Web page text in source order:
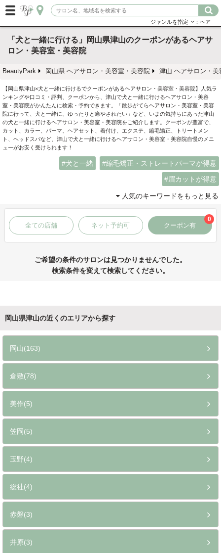
ジャンルを指定 ：ヘア
「犬と一緒に行ける」岡山県津山のクーポンがあるヘアサ
ロン・美容室・美容院
BeautyPark 岡山県 ヘアサロン・美容室・美容院 津山 ヘアサロン・美
【岡山県津山×犬と一緒に行けるでクーポンがあるヘアサロン・美容室・美容院】人気ラ
ンキングや口コミ・評判、クーポンから、津山で犬と一緒に行けるヘアサロン・美容
室・美容院がかんたんに検索・予約できます。「散歩がてらヘアサロン・美容室・美容
院に行って、犬と一緒に、ゆったりと癒やされたい」など、いまの気持ちにあった津山
の犬と一緒に行けるヘアサロン・美容室・美容院をご紹介します。クーポンが豊富で、
カット、カラー、パーマ、ヘアセット、着付け、エクステ、縮毛矯正、トリートメン
ト、ヘッドスパなど、津山で犬と一緒に行けるヘアサロン・美容室・美容院自慢のメニ
ューがお安く受けられます！
犬と一緒
縮毛矯正・ストレートパーマが得意
眉カットが得意
人気のキーワードをもっと見る
全ての店舗 ネット予約可 クーポン有
0
ご希望の条件のサロンは見つかりませんでした。
検索条件を変えて検索してください。
岡山県津山の近くのエリアから探す
岡山(163)
倉敷(78)
美作(5)
笠岡(5)
玉野(4)
総社(4)
赤磐(3)
井原(3)